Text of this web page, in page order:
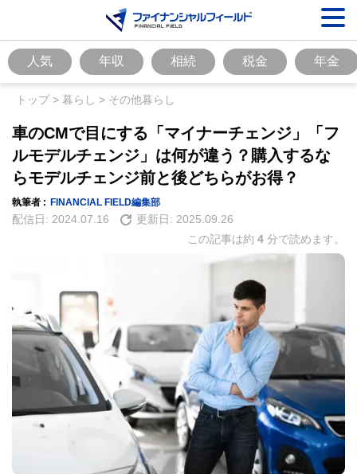
人気 年収 相続 税金 年金
トップ> 暮らし > その他暮らし
車のCMで目にする「マイナーチェンジ」「フ
ルモデルチェンジ」は何が違う？購入するな
らモデルチェンジ前と後どちらがお得？
執筆者 : FINANCIAL FIELD編集部
配信日: 2024.07.16 更新日: 2025.09.26
この記事は約 4 分で読めます。